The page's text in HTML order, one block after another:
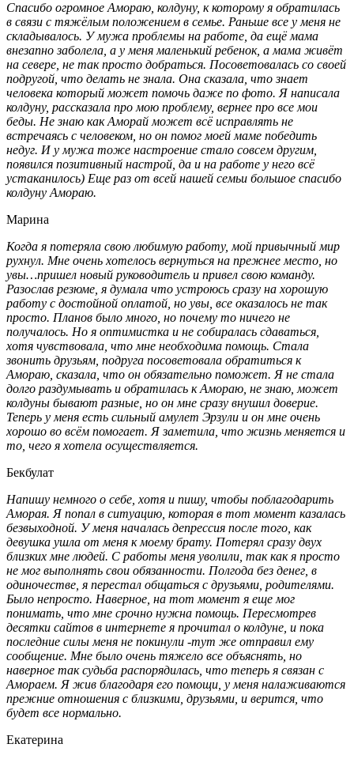
Спасибо огромное Амораю, колдуну, к которому я обратилась
в связи с тяжёлым положением в семье. Раньше все у меня не
складывалось. У мужа проблемы на работе, да ещё мама
внезапно заболела, а у меня маленький ребенок, а мама живёт
на севере, не так просто добраться. Посоветовалась со своей
подругой, что делать не знала. Она сказала, что знает
человека который может помочь даже по фото. Я написала
колдуну, рассказала про мою проблему, вернее про все мои
беды. Не знаю как Аморай может всё исправлять не
встречаясь с человеком, но он помог моей маме победить
недуг. И у мужа тоже настроение стало совсем другим,
появился позитивный настрой, да и на работе у него всё
устаканилось) Еще раз от всей нашей семьи большое спасибо
колдуну Амораю.
Марина
Когда я потеряла свою любимую работу, мой привычный мир
рухнул. Мне очень хотелось вернуться на прежнее место, но
увы…пришел новый руководитель и привел свою команду.
Разослав резюме, я думала что устроюсь сразу на хорошую
работу с достойной оплатой, но увы, все оказалось не так
просто. Планов было много, но почему то ничего не
получалось. Но я оптимистка и не собиралась сдаваться,
хотя чувствовала, что мне необходима помощь. Стала
звонить друзьям, подруга посоветовала обратиться к
Амораю, сказала, что он обязательно поможет. Я не стала
долго раздумывать и обратилась к Амораю, не знаю, может
колдуны бывают разные, но он мне сразу внушил доверие.
Теперь у меня есть сильный амулет Эрзули и он мне очень
хорошо во всём помогает. Я заметила, что жизнь меняется и
то, чего я хотела осуществляется.
Бекбулат
Напишу немного о себе, хотя и пишу, чтобы поблагодарить
Аморая. Я попал в ситуацию, которая в тот момент казалась
безвыходной. У меня началась депрессия после того, как
девушка ушла от меня к моему брату. Потерял сразу двух
близких мне людей. С работы меня уволили, так как я просто
не мог выполнять свои обязанности. Полгода без денег, в
одиночестве, я перестал общаться с друзьями, родителями.
Было непросто. Наверное, на тот момент я еще мог
понимать, что мне срочно нужна помощь. Пересмотрев
десятки сайтов в интернете я прочитал о колдуне, и пока
последние силы меня не покинули -тут же отправил ему
сообщение. Мне было очень тяжело все объяснять, но
наверное так судьба распорядилась, что теперь я связан с
Амораем. Я жив благодаря его помощи, у меня налаживаются
прежние отношения с близкими, друзьями, и верится, что
будет все нормально.
Екатерина